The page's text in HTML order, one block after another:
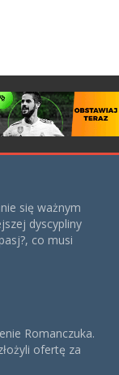
się ważnym
dyscypliny
co musi
Romanczuka.
ofertę za